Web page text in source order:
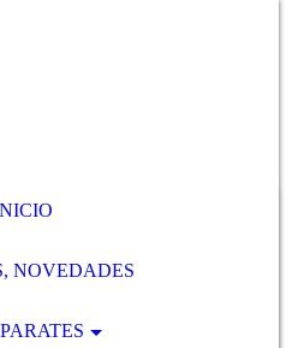
NOVEDADES